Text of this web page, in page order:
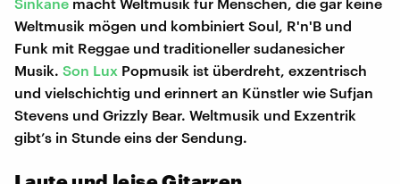
Sinkane macht Weltmusik für Menschen, die gar keine
Weltmusik mögen und kombiniert Soul, R'n'B und
Funk mit Reggae und traditioneller sudanesicher
Musik. Son Lux Popmusik ist überdreht, exzentrisch
und vielschichtig und erinnert an Künstler wie Sufjan
Stevens und Grizzly Bear. Weltmusik und Exzentrik
gibt’s in Stunde eins der Sendung.